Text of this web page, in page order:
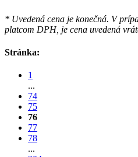
* Uvedená cena je konečná. V
platcom DPH, je cena uvedená
Stránka:
1
...
74
75
76
77
78
...